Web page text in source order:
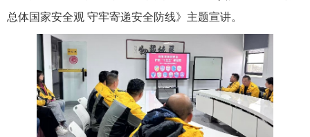
总体国家安全观 守牢寄递安全防线》主题宣讲。